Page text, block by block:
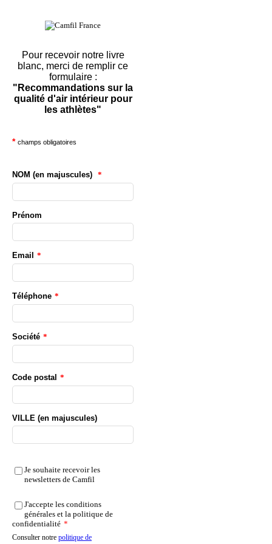
Pour recevoir notre livre
blanc, merci de remplir ce
formulaire :
"Recommandations sur la
qualité d'air intérieur pour
les athlètes"
* champs obligatoires
NOM (en majuscules) *
Prénom
Email *
Téléphone *
Société *
Code postal *
VILLE (en majuscules)
Je souhaite recevoir les
newsletters de Camfil
J'accepte les conditions
générales et la politique de
confidentialité *
Consulter notre politique de